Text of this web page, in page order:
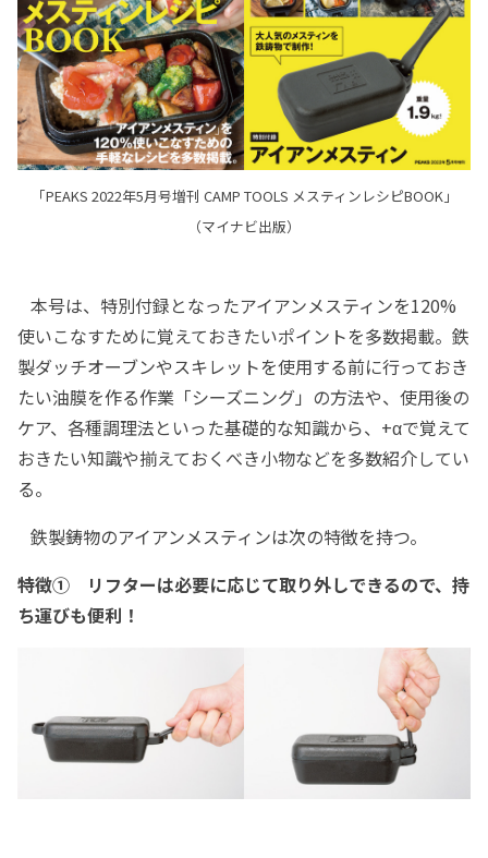
「PEAKS 2022年5月号増刊 CAMP TOOLS メスティンレシピBOOK」
（マイナビ出版）
本号は、特別付録となったアイアンメスティンを120%
使いこなすために覚えておきたいポイントを多数掲載。鉄
製ダッチオーブンやスキレットを使用する前に行っておき
たい油膜を作る作業「シーズニング」の方法や、使用後の
ケア、各種調理法といった基礎的な知識から、+αで覚えて
おきたい知識や揃えておくべき小物などを多数紹介してい
る。
鉄製鋳物のアイアンメスティンは次の特徴を持つ。
特徴① リフターは必要に応じて取り外しできるので、持
ち運びも便利！